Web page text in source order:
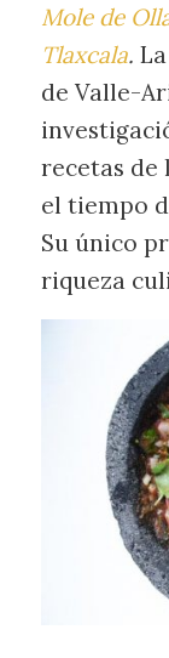
Mole de
Tlaxcala.
de Valle-
recetas de
el tiempo
Su único
riqueza